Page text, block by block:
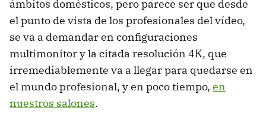
ámbitos domésticos, pero parece ser que desde
el punto de vista de los profesionales del vídeo,
se va a demandar en configuraciones
multimonitor y la citada resolución 4K, que
irremediablemente va a llegar para quedarse en
el mundo profesional, y en poco tiempo, en
nuestros salones.